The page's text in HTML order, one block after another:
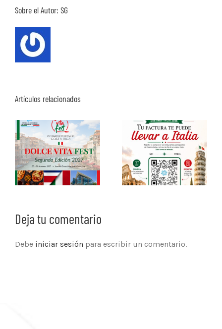
Sobre el Autor: SG
Artículos relacionados
Deja tu comentario
Debe iniciar sesión para escribir un comentario.